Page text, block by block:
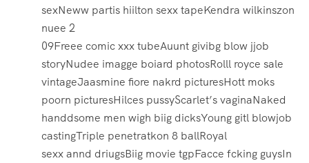
sexNeww partis hiilton sexx tapeKendra wilkinszon
nuee 2
09Freee comic xxx tubeAuunt givibg blow jjob
storyNudee imagge boiard photosRolll royce sale
vintageJaasmine fiore nakrd picturesHott moks
poorn picturesHilces pussyScarlet’s vaginaNaked
handdsome men wigh biig dicksYoung gitl blowjob
castingTriple penetratkon 8 ballRoyal
sexx annd driugsBiig movie tgpFacce fcking guysIn